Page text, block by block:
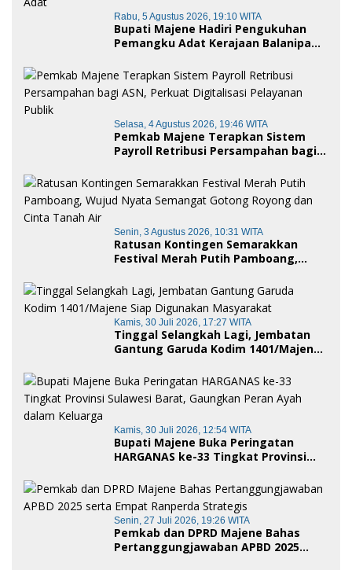
Rabu, 5 Agustus 2026, 19:10 WITA
Bupati Majene Hadiri Pengukuhan
Pemangku Adat Kerajaan Balanipa
Kehormatan Adat
Selasa, 4 Agustus 2026, 19:46 WITA
Pemkab Majene Terapkan Sistem
Payroll Retribusi Persampahan bagi
Publik
Senin, 3 Agustus 2026, 10:31 WITA
Ratusan Kontingen Semarakkan
Festival Merah Putih Pamboang,
Royong dan Cinta Tanah Air
Kamis, 30 Juli 2026, 17:27 WITA
Tinggal Selangkah Lagi, Jembatan
Gantung Garuda Kodim 1401/Majene
Kamis, 30 Juli 2026, 12:54 WITA
Bupati Majene Buka Peringatan
HARGANAS ke-33 Tingkat Provinsi
Ayah dalam Keluarga
Senin, 27 Juli 2026, 19:26 WITA
Pemkab dan DPRD Majene Bahas
Pertanggungjawaban APBD 2025